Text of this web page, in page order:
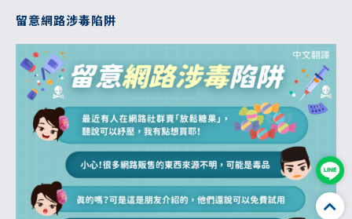
留意網路涉毒陷阱